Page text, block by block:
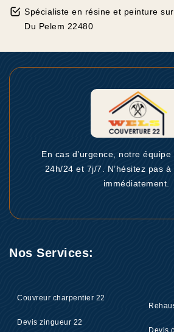
Spécialiste en résine et peinture
Du Pelem 22480
En cas d’urgence, notre
24h/24 et 7j/7. N’hésitez pas
immédiatement.
Nos Services:
Couvreur charpentier 22
Devis zingueur 22
Devis